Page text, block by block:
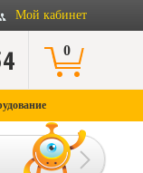
Мой кабинет
0